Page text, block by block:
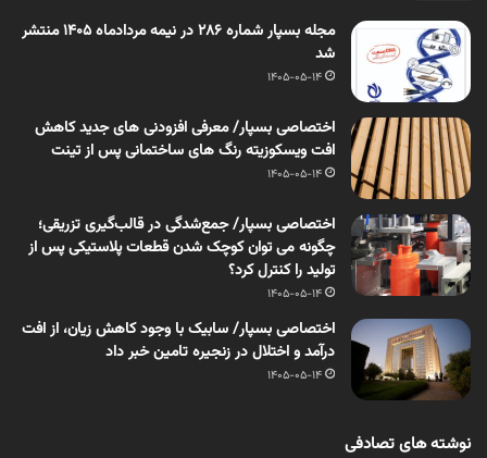
مجله بسپار شماره 286 در نیمه مردادماه 1405 منتشر
شد
1405-05-14
اختصاصی بسپار/ معرفی افزودنی های جدید کاهش
افت ویسکوزیته رنگ های ساختمانی پس از تینت
1405-05-14
اختصاصی بسپار/ جمع‌شدگی در قالب‌گیری تزریقی؛
چگونه می توان کوچک شدن قطعات پلاستیکی پس از
تولید را کنترل کرد؟
1405-05-14
اختصاصی بسپار/ سابیک با وجود کاهش زیان، از افت
درآمد و اختلال در زنجیره تامین خبر داد
1405-05-14
نوشته های تصادفی